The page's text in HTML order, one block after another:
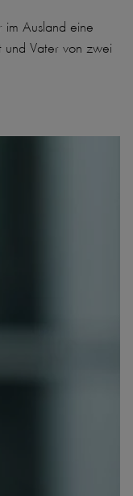
im Ausland eine
und Vater von zwei